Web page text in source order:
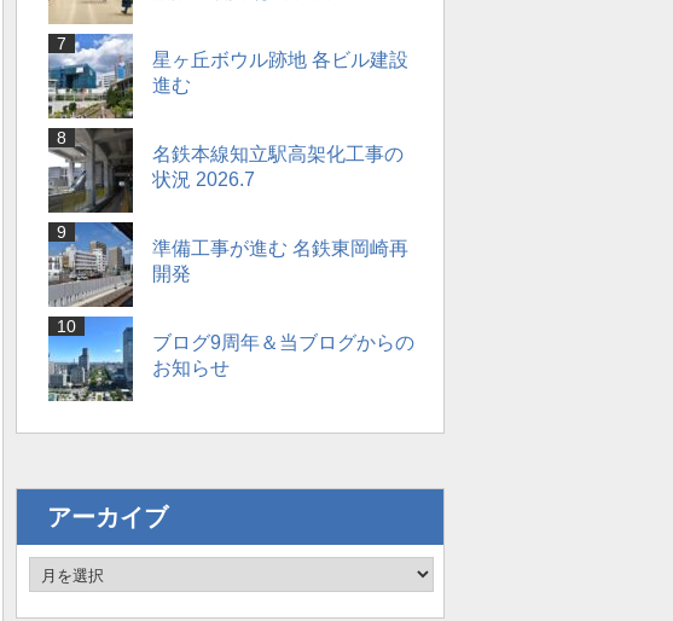
星ヶ丘ボウル跡地 各ビル建設
進む
名鉄本線知立駅高架化工事の
状況 2026.7
準備工事が進む 名鉄東岡崎再
開発
ブログ9周年＆当ブログからの
お知らせ
アーカイブ